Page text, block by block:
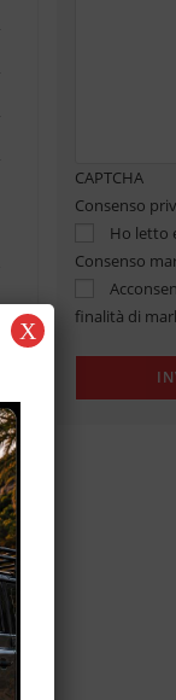
CAPTCHA
Consenso
Ho letto
Consenso
finalità di
X